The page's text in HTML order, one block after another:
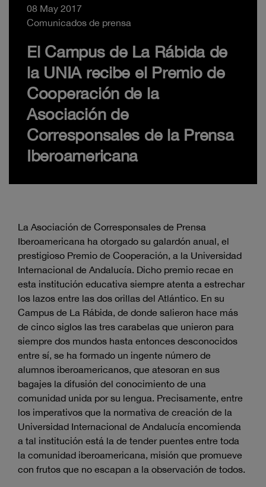
08 May 2017
Comunicados de prensa
El Campus de La Rábida de
la UNIA recibe el Premio de
Cooperación de la
Asociación de
Corresponsales de la Prensa
Iberoamericana
La Asociación de Corresponsales de Prensa
Iberoamericana ha otorgado su galardón anual, el
prestigioso Premio de Cooperación, a la Universidad
Internacional de Andalucía. Dicho premio recae en
esta institución educativa siempre atenta a estrechar
los lazos entre las dos orillas del Atlántico. En su
Campus de La Rábida, de donde salieron hace más
de cinco siglos las tres carabelas que unieron para
siempre dos mundos hasta entonces desconocidos
entre sí, se ha formado un ingente número de
alumnos iberoamericanos, que atesoran en sus
bagajes la difusión del conocimiento de una
comunidad unida por su lengua. Precisamente, entre
los imperativos que la normativa de creación de la
Universidad Internacional de Andalucía encomienda
a tal institución está la de tender puentes entre toda
la comunidad iberoamericana, misión que promueve
con frutos que no escapan a la observación de todos.